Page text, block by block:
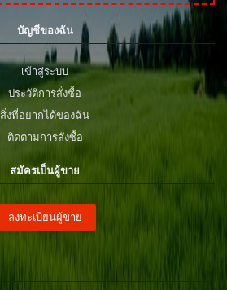
บัญชีของฉัน
เข้าสู่ระบบ
ประวัติการสั่งซื้อ
สิ่งที่อยากได้ของฉัน
ติดตามการสั่งซื้อ
สมัครเป็นผู้ขาย
ลงทะเบียนผู้ขาย